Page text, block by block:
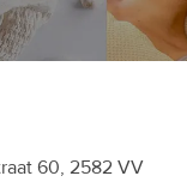
60, 2582 VV